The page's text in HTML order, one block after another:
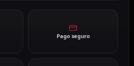
Pago seguro